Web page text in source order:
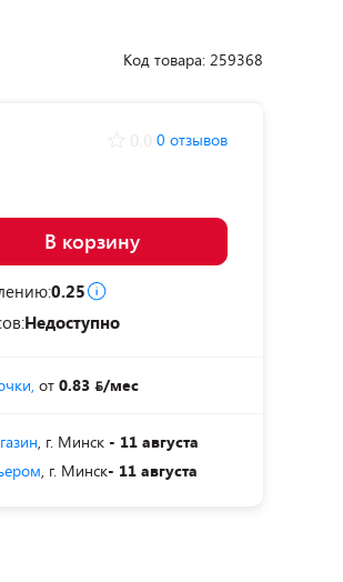
Код товара: 259368
0 отзывов
В корзину
0.25
Недоступно
от 0.83 /мес
, г. Минск - 11 августа
, г. Минск- 11 августа